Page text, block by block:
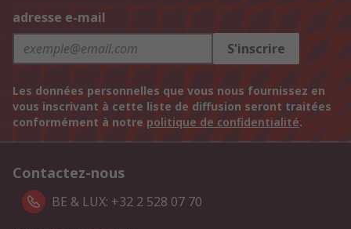
adresse e-mail
S'inscrire
Les données personnelles que vous nous fournissez en
vous inscrivant à cette liste de diffusion seront traitées
conformément à notre politique de confidentialité.
Contactez-nous
BE & LUX: +32 2 528 07 70